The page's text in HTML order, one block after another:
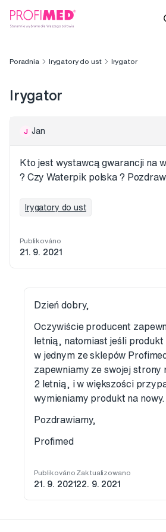
Poradnia Irygatory do ust Irygator
Irygator
J Jan
Kto jest wystawcą gwarancji na
? Czy Waterpik polska ?
Irygatory do ust
Publikováno
21. 9. 2021
Dzień dobry,
Oczywiście producent
letnią, natomiast jeśli produkt
w jednym ze sklepów
zapewniamy ze swojej strony
2 letnią, i w większości
wymieniamy produkt na nowy.
Pozdrawiamy,
Profimed
Publikováno
21. 9. 2021
Zaktualizowano
22. 9. 2021